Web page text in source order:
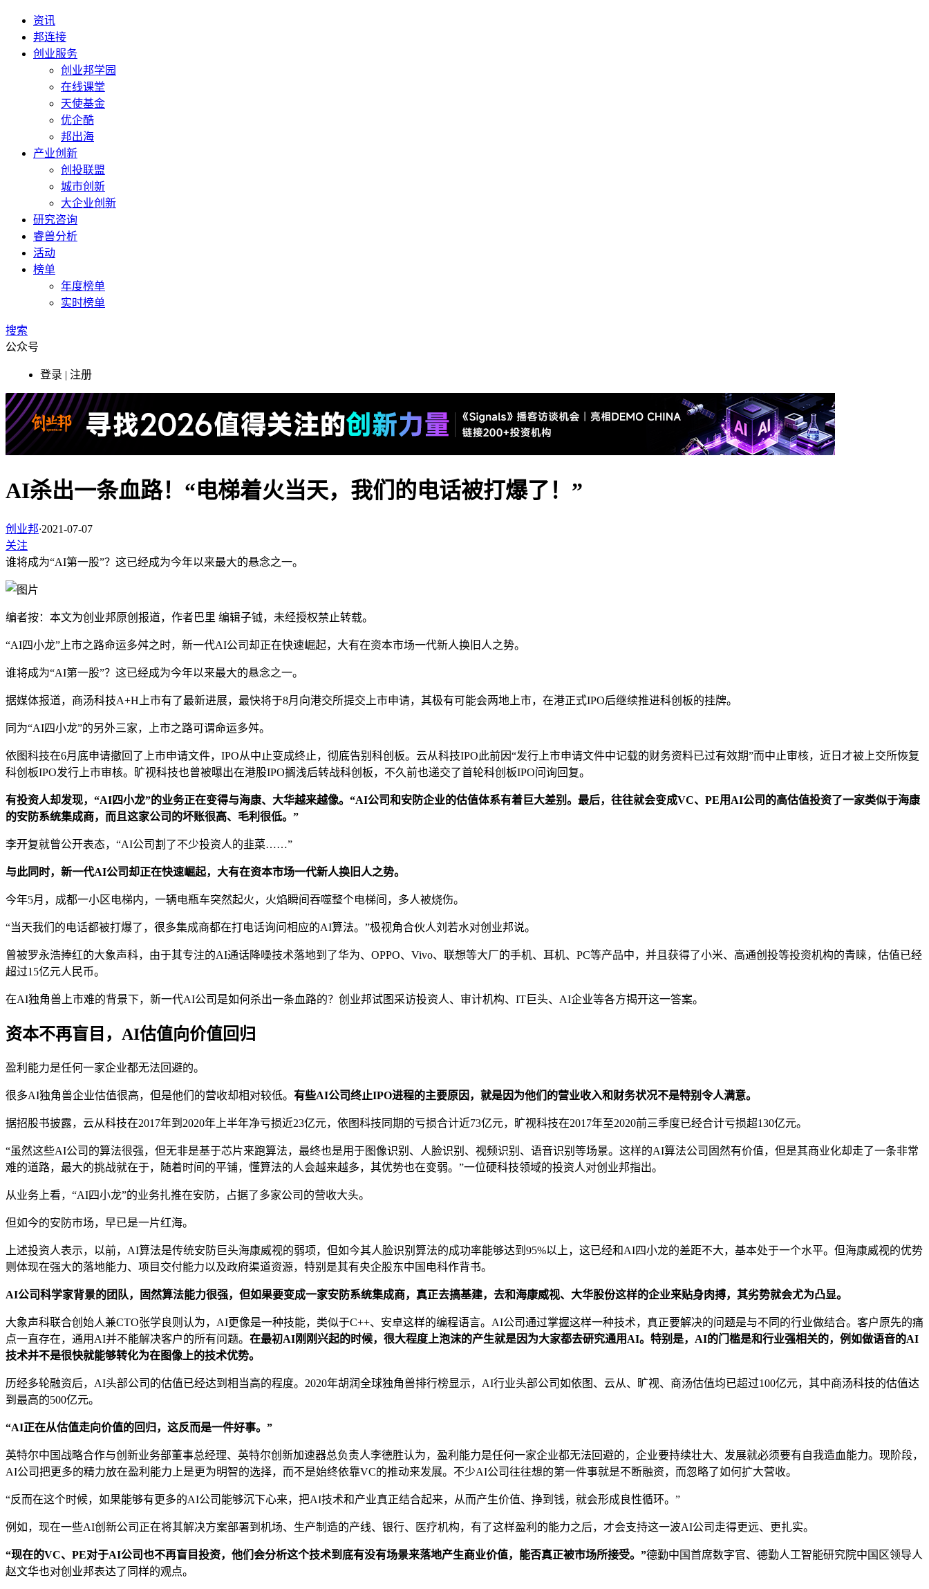
资讯
邦连接
创业服务
创业邦学园
在线课堂
天使基金
优企酷
邦出海
产业创新
创投联盟
城市创新
大企业创新
研究咨询
睿兽分析
活动
榜单
年度榜单
实时榜单
搜索
公众号
登录 | 注册
AI杀出一条血路！“电梯着火当天，我们的电话被打爆了！”
创业邦·2021-07-07
关注
谁将成为“AI第一股”？这已经成为今年以来最大的悬念之一。
编者按：本文为创业邦原创报道，作者巴里 编辑子钺，未经授权禁止转载。
“AI四小龙”上市之路命运多舛之时，新一代AI公司却正在快速崛起，大有在资本市场一代新人换旧人之势。
谁将成为“AI第一股”？这已经成为今年以来最大的悬念之一。
据媒体报道，商汤科技A+H上市有了最新进展，最快将于8月向港交所提交上市申请，其极有可能会两地上市，在港正式IPO后继续推进科创板的挂牌。
同为“AI四小龙”的另外三家，上市之路可谓命运多舛。
依图科技在6月底申请撤回了上市申请文件，IPO从中止变成终止，彻底告别科创板。云从科技IPO此前因“发行上市申请文件中记载的财务资料已过有效期”而中止审核，近日才被上交所恢复
科创板IPO发行上市审核。旷视科技也曾被曝出在港股IPO搁浅后转战科创板，不久前也递交了首轮科创板IPO问询回复。
有投资人却发现，“AI四小龙”的业务正在变得与海康、大华越来越像。“AI公司和安防企业的估值体系有着巨大差别。最后，往往就会变成VC、PE用AI公司的高估值投资了一家类似于海康
的安防系统集成商，而且这家公司的坏账很高、毛利很低。”
李开复就曾公开表态，“AI公司割了不少投资人的韭菜……”
与此同时，新一代AI公司却正在快速崛起，大有在资本市场一代新人换旧人之势。
今年5月，成都一小区电梯内，一辆电瓶车突然起火，火焰瞬间吞噬整个电梯间，多人被烧伤。
“当天我们的电话都被打爆了，很多集成商都在打电话询问相应的AI算法。”极视角合伙人刘若水对创业邦说。
曾被罗永浩捧红的大象声科，由于其专注的AI通话降噪技术落地到了华为、OPPO、Vivo、联想等大厂的手机、耳机、PC等产品中，并且获得了小米、高通创投等投资机构的青睐，估值已经
超过15亿元人民币。
在AI独角兽上市难的背景下，新一代AI公司是如何杀出一条血路的？创业邦试图采访投资人、审计机构、IT巨头、AI企业等各方揭开这一答案。
资本不再盲目， AI估值向价值回归
盈利能力是任何一家企业都无法回避的。
很多AI独角兽企业估值很高，但是他们的营收却相对较低。 有些AI公司终止IPO进程的主要原因，就是因为他们的营业收入和财务状况不是特别令人满意。
据招股书披露，云从科技在2017年到2020年上半年净亏损近23亿元，依图科技同期的亏损合计近73亿元，旷视科技在2017年至2020前三季度已经合计亏损超130亿元。
“虽然这些AI公司的算法很强，但无非是基于芯片来跑算法，最终也是用于图像识别、人脸识别、视频识别、语音识别等场景。这样的AI算法公司固然有价值，但是其商业化却走了一条非常
难的道路，最大的挑战就在于，随着时间的平铺，懂算法的人会越来越多，其优势也在变弱。”一位硬科技领域的投资人对创业邦指出。
从业务上看，“AI四小龙”的业务扎推在安防，占据了多家公司的营收大头。
但如今的安防市场，早已是一片红海。
上述投资人表示，以前，AI算法是传统安防巨头海康威视的弱项，但如今其人脸识别算法的成功率能够达到95%以上，这已经和AI四小龙的差距不大，基本处于一个水平。但海康威视的优势
则体现在强大的落地能力、项目交付能力以及政府渠道资源，特别是其有央企股东中国电科作背书。
AI公司科学家背景的团队，固然算法能力很强，但如果要变成一家安防系统集成商，真正去搞基建，去和海康威视、大华股份这样的企业来贴身肉搏，其劣势就会尤为凸显。
大象声科联合创始人兼CTO张学良则认为，AI更像是一种技能，类似于C++、安卓这样的编程语言。AI公司通过掌握这样一种技术，真正要解决的问题是与不同的行业做结合。客户原先的痛
点一直存在，通用AI并不能解决客户的所有问题。 在最初AI刚刚兴起的时候，很大程度上泡沫的产生就是因为大家都去研究通用AI。特别是，AI的门槛是和行业强相关的，例如做语音的AI
技术并不是很快就能够转化为在图像上的技术优势。
历经多轮融资后，AI头部公司的估值已经达到相当高的程度。2020年胡润全球独角兽排行榜显示，AI行业头部公司如依图、云从、旷视、商汤估值均已超过100亿元，其中商汤科技的估值达
到最高的500亿元。
“AI正在从估值走向价值的回归，这反而是一件好事。”
英特尔中国战略合作与创新业务部董事总经理、英特尔创新加速器总负责人李德胜认为，盈利能力是任何一家企业都无法回避的，企业要持续壮大、发展就必须要有自我造血能力。现阶段，
AI公司把更多的精力放在盈利能力上是更为明智的选择，而不是始终依靠VC的推动来发展。不少AI公司往往想的第一件事就是不断融资，而忽略了如何扩大营收。
“反而在这个时候，如果能够有更多的AI公司能够沉下心来，把AI技术和产业真正结合起来，从而产生价值、挣到钱，就会形成良性循环。”
例如，现在一些AI创新公司正在将其解决方案部署到机场、生产制造的产线、银行、医疗机构，有了这样盈利的能力之后，才会支持这一波AI公司走得更远、更扎实。
“现在的VC、PE对于AI公司也不再盲目投资，他们会分析这个技术到底有没有场景来落地产生商业价值，能否真正被市场所接受。”德勤中国首席数字官、德勤人工智能研究院中国区领导人
赵文华也对创业邦表达了同样的观点。